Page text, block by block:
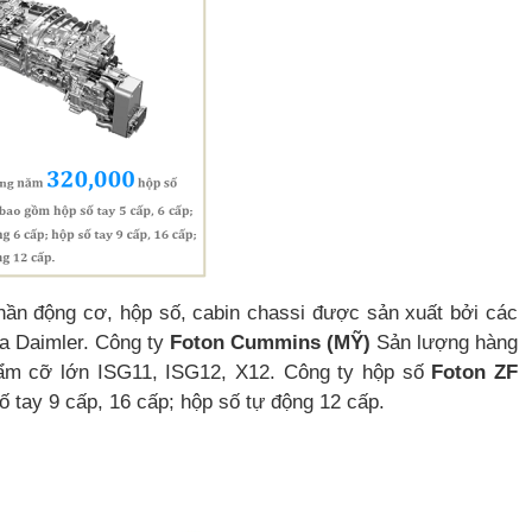
động cơ, hộp số, cabin chassi được sản xuất bởi các
Daimler. Công ty Foton Cummins (MỸ) Sản lượng hàng
cỡ lớn ISG11, ISG12, X12. Công ty hộp số Foton ZF
tay 9 cấp, 16 cấp; hộp số tự động 12 cấp.